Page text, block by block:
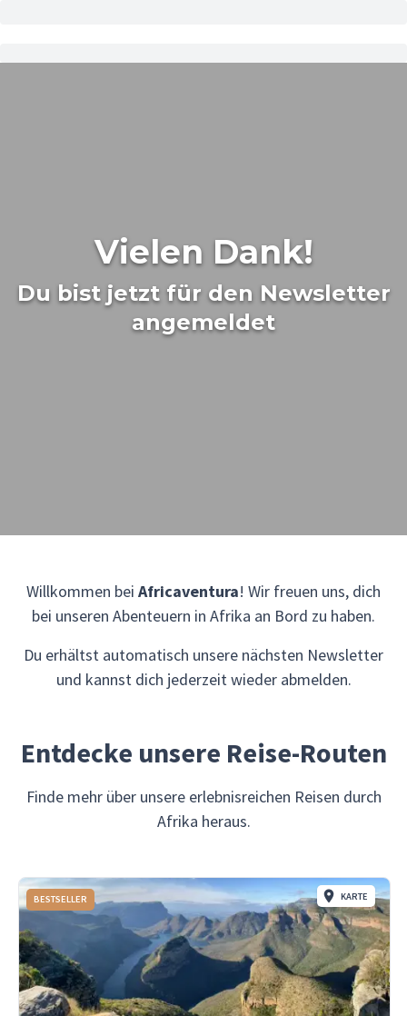
Vielen Dank!
Du bist jetzt für den Newsletter
angemeldet
Willkommen bei Africaventura! Wir freuen uns, dich
bei unseren Abenteuern in Afrika an Bord zu haben.
Du erhältst automatisch unsere nächsten Newsletter
und kannst dich jederzeit wieder abmelden.
Entdecke unsere Reise-Routen
Finde mehr über unsere erlebnisreichen Reisen durch
Afrika heraus.
BESTSELLER KARTE